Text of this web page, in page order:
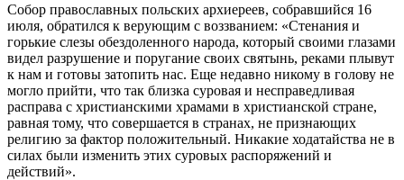
Собор православных польских архиереев, собравшийся 16
июля, обратился к верующим с воззванием: «Стенания и
горькие слезы обездоленного народа, который своими глазами
видел разрушение и поругание своих святынь, реками плывут
к нам и готовы затопить нас. Еще недавно никому в голову не
могло прийти, что так близка суровая и несправедливая
расправа с христианскими храмами в христианской стране,
равная тому, что совершается в странах, не признающих
религию за фактор положительный. Никакие ходатайства не в
силах были изменить этих суровых распоряжений и
действий».